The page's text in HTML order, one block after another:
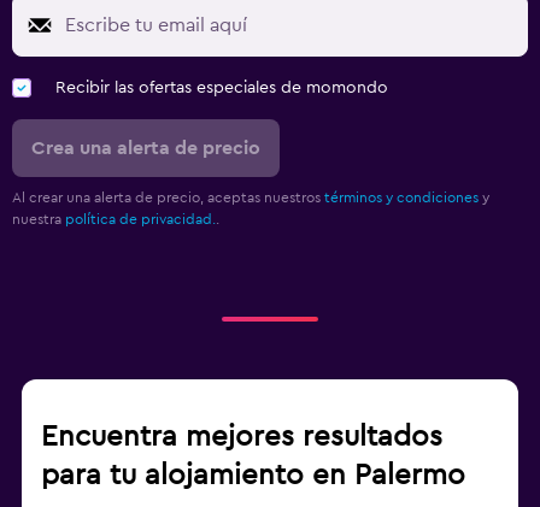
Recibir las ofertas especiales de momondo
Crea una alerta de precio
Al crear una alerta de precio, aceptas nuestros términos y condiciones y
nuestra política de privacidad.
Encuentra mejores resultados
para tu alojamiento en Palermo